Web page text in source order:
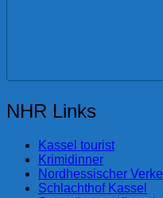
NHR Links
Kassel tourist
Krimidinner
Nordhessischer
Schlachthof Kassel